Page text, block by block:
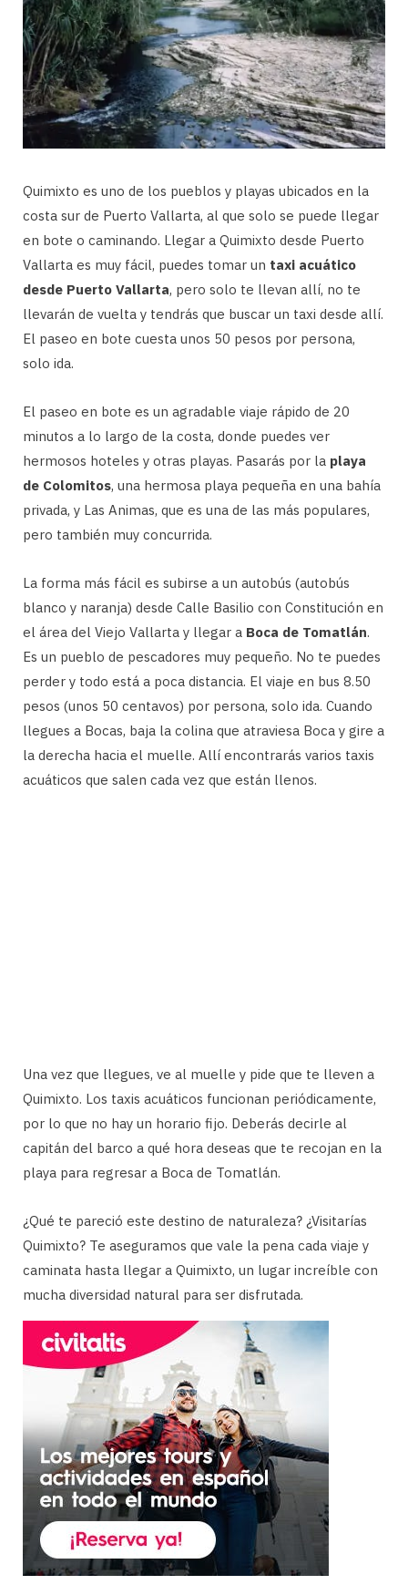
Quimixto es uno de los pueblos y playas ubicados en la
costa sur de Puerto Vallarta, al que solo se puede llegar
en bote o caminando. Llegar a Quimixto desde Puerto
Vallarta es muy fácil, puedes tomar un taxi acuático
desde Puerto Vallarta, pero solo te llevan allí, no te
llevarán de vuelta y tendrás que buscar un taxi desde allí.
El paseo en bote cuesta unos 50 pesos por persona,
solo ida.
El paseo en bote es un agradable viaje rápido de 20
minutos a lo largo de la costa, donde puedes ver
hermosos hoteles y otras playas. Pasarás por la playa
de Colomitos, una hermosa playa pequeña en una bahía
privada, y Las Animas, que es una de las más populares,
pero también muy concurrida.
La forma más fácil es subirse a un autobús (autobús
blanco y naranja) desde Calle Basilio con Constitución en
el área del Viejo Vallarta y llegar a Boca de Tomatlán.
Es un pueblo de pescadores muy pequeño. No te puedes
perder y todo está a poca distancia. El viaje en bus 8.50
pesos (unos 50 centavos) por persona, solo ida. Cuando
llegues a Bocas, baja la colina que atraviesa Boca y gire a
la derecha hacia el muelle. Allí encontrarás varios taxis
acuáticos que salen cada vez que están llenos.
Una vez que llegues, ve al muelle y pide que te lleven a
Quimixto. Los taxis acuáticos funcionan periódicamente,
por lo que no hay un horario fijo. Deberás decirle al
capitán del barco a qué hora deseas que te recojan en la
playa para regresar a Boca de Tomatlán.
¿Qué te pareció este destino de naturaleza? ¿Visitarías
Quimixto? Te aseguramos que vale la pena cada viaje y
caminata hasta llegar a Quimixto, un lugar increíble con
mucha diversidad natural para ser disfrutada.